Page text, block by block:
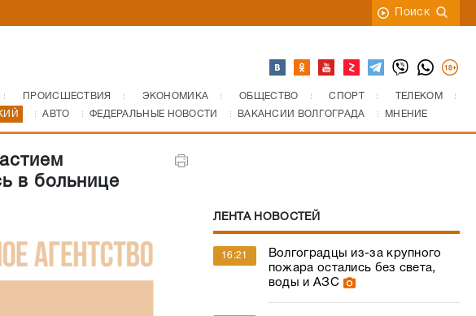
Поиск
ПРОИСШЕСТВИЯ ЭКОНОМИКА ОБЩЕСТВО СПОРТ
ТЕЛЕКОМ
АВТО ФЕДЕРАЛЬНЫЕ НОВОСТИ ВАКАНСИИ ВОЛГОГРАДА МНЕНИЕ
в больнице
ЛЕНТА НОВОСТЕЙ
16:21
Волгоградцы из-за крупного
пожара остались без света,
воды и АЗС